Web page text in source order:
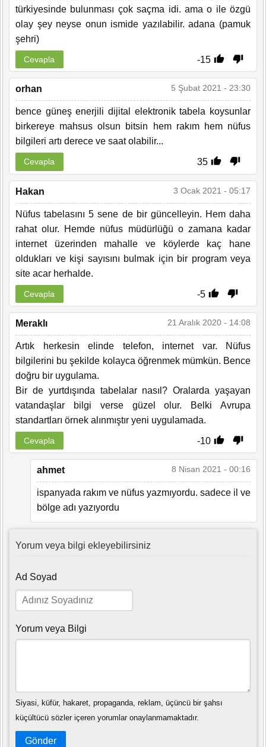
türkiyesinde bulunması çok saçma idi. ama o ile özgü
olay şey neyse onun ismide yazılabilir. adana (pamuk
şehri)
-15
Cevapla
orhan 5 Şubat 2021 - 23:30
bence güneş enerjili dijital elektronik tabela koysunlar
birkereye mahsus olsun bitsin hem rakım hem nüfus
bilgileri artı derece ve saat olabilir...
35
Cevapla
Hakan 3 Ocak 2021 - 05:17
Nüfus tabelasını 5 sene de bir güncelleyin. Hem daha
rahat olur. Hemde nüfus müdürlüğü o zamana kadar
internet üzerinden mahalle ve köylerde kaç hane
oldukları ve kişi sayısını bulmak için bir program veya
site acar herhalde.
-5
Cevapla
Meraklı 21 Aralık 2020 - 14:08
Artık herkesin elinde telefon, internet var. Nüfus
bilgilerini bu şekilde kolayca öğrenmek mümkün. Bence
doğru bir uygulama.
Bir de yurtdışında tabelalar nasıl? Oralarda yaşayan
vatandaşlar bilgi verse güzel olur. Belki Avrupa
standartları örnek alınmıştır yeni uygulamada.
-10
Cevapla
ahmet 8 Nisan 2021 - 00:16
ispanyada rakım ve nüfus yazmıyordu. sadece il ve
bölge adı yazıyordu
Yorum veya bilgi ekleyebilirsiniz
Ad Soyad
Yorum veya Bilgi
Siyasi, küfür, hakaret, propaganda, reklam, üçüncü bir şahsı
küçültücü sözler içeren yorumlar onaylanmamaktadır.
Gönder